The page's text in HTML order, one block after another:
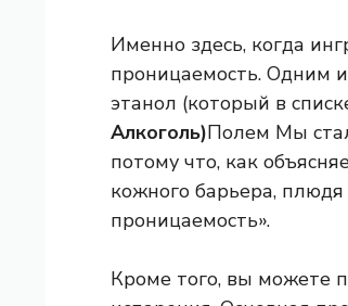
Именно здесь, когда
проницаемость. Одним
этанол (который в
Алкоголь)Полем Мы
потому что, как
кожного барьера,
проницаемость».
Кроме того, вы можете